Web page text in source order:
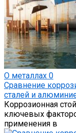
О металлах 0
Сравнение
сталей и
Коррозионная
ключевых
применения в